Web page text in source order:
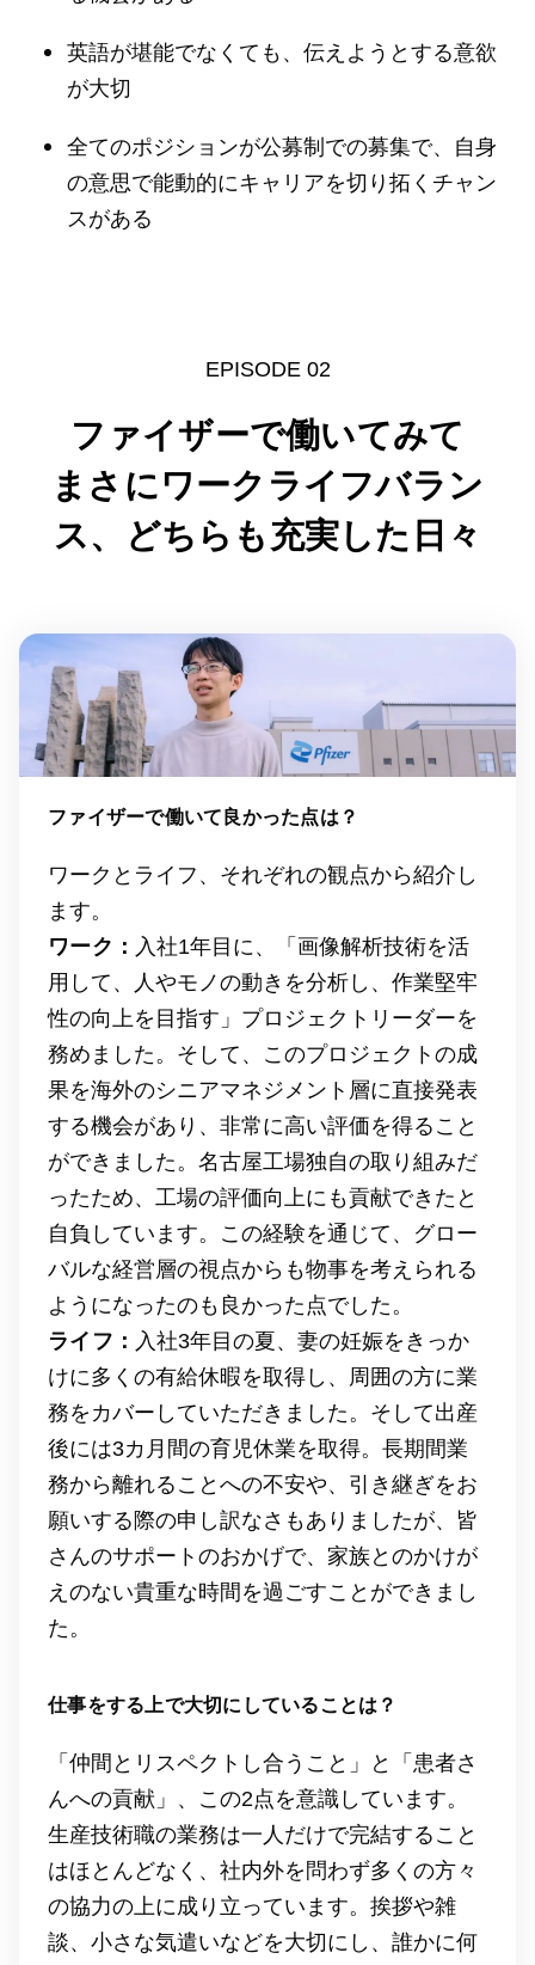
英語が堪能でなくても、伝えようとする意欲
が大切
全てのポジションが公募制での募集で、自身
の意思で能動的にキャリアを切り拓くチャン
スがある
EPISODE 02
ファイザーで働いてみて
まさにワークライフバラン
ス、どちらも充実した日々
ファイザーで働いて良かった点は？
ワークとライフ、それぞれの観点から紹介し
ます。
ワーク： 入社1年目に、「画像解析技術を活
用して、人やモノの動きを分析し、作業堅牢
性の向上を目指す」プロジェクトリーダーを
務めました。そして、このプロジェクトの成
果を海外のシニアマネジメント層に直接発表
する機会があり、非常に高い評価を得ること
ができました。名古屋工場独自の取り組みだ
ったため、工場の評価向上にも貢献できたと
自負しています。この経験を通じて、グロー
バルな経営層の視点からも物事を考えられる
ようになったのも良かった点でした。
ライフ： 入社3年目の夏、妻の妊娠をきっか
けに多くの有給休暇を取得し、周囲の方に業
務をカバーしていただきました。そして出産
後には3カ月間の育児休業を取得。長期間業
務から離れることへの不安や、引き継ぎをお
願いする際の申し訳なさもありましたが、皆
さんのサポートのおかげで、家族とのかけが
えのない貴重な時間を過ごすことができまし
た。
仕事をする上で大切にしていることは？
「仲間とリスペクトし合うこと」と「患者さ
んへの貢献」、この2点を意識しています。
生産技術職の業務は一人だけで完結すること
はほとんどなく、社内外を問わず多くの方々
の協力の上に成り立っています。挨拶や雑
談、小さな気遣いなどを大切にし、誰かに何